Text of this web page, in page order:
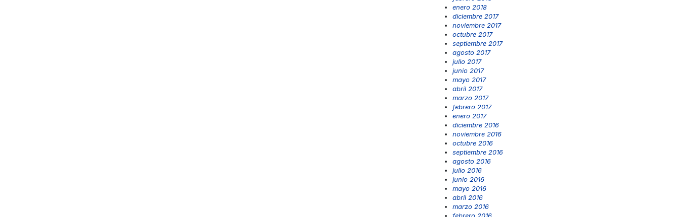
enero 2018
diciembre 2017
noviembre 2017
octubre 2017
septiembre 2017
agosto 2017
julio 2017
junio 2017
mayo 2017
abril 2017
marzo 2017
febrero 2017
enero 2017
diciembre 2016
noviembre 2016
octubre 2016
septiembre 2016
agosto 2016
julio 2016
junio 2016
mayo 2016
abril 2016
marzo 2016